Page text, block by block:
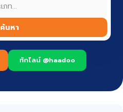
ค้นหา
ทักไลน์ @haadoo